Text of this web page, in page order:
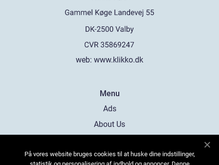
web: www.klikko.dk
Menu
Ads
About Us
Contact
På vores website bruges cookies til at huske dine indstillinger,